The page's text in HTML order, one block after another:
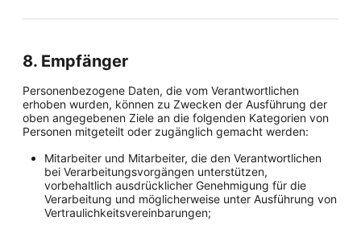
8. Empfänger
Personenbezogene Daten, die vom Verantwortlichen
erhoben wurden, können zu Zwecken der Ausführung der
oben angegebenen Ziele an die folgenden Kategorien von
Personen mitgeteilt oder zugänglich gemacht werden:
Mitarbeiter und Mitarbeiter, die den Verantwortlichen
bei Verarbeitungsvorgängen unterstützen,
vorbehaltlich ausdrücklicher Genehmigung für die
Verarbeitung und möglicherweise unter Ausführung von
Vertraulichkeitsvereinbarungen;